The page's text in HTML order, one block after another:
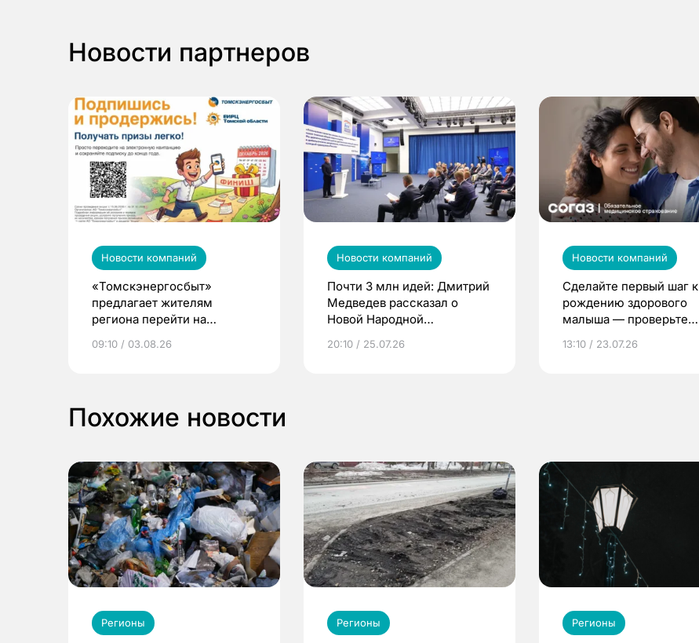
Новости партнеров
Новости компаний
«Томскэнергосбыт»
предлагает жителям
региона перейти на
выиграть призы
09:10 / 03.08.26
Новости компаний
Почти 3 млн идей: Дмитрий
Медведев рассказал о
Новой Народной
20:10 / 25.07.26
Новости компаний
Сделайте первый шаг к
рождению здорового
малыша — проверьте
по ОМС!
13:10 / 23.07.26
Похожие новости
Регионы Регионы Регионы